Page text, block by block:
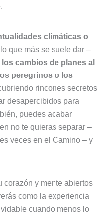
climáticas o
que más se suele dar –
los cambios de planes al
peregrinos o los
rincones secretos
desapercibidos para
puedes acabar
no te quieras separar –
veces en el Camino – y
corazón y mente abiertos
como la experiencia
cuando menos lo